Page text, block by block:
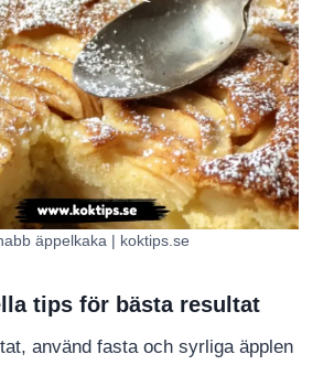
äppelkaka | koktips.se
tips för bästa resultat
använd fasta och syrliga äpplen